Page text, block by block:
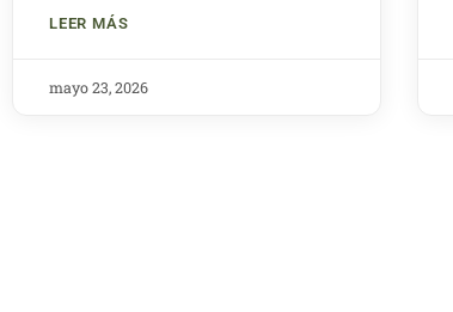
LEER MÁS
mayo 23, 2026